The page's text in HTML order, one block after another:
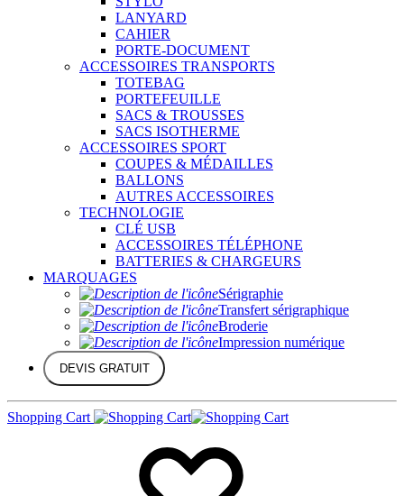
LANYARD
CAHIER
PORTE-DOCUMENT
ACCESSOIRES TRANSPORTS
TOTEBAG
PORTEFEUILLE
SACS & TROUSSES
SACS ISOTHERME
ACCESSOIRES SPORT
COUPES & MÉDAILLES
BALLONS
AUTRES ACCESSOIRES
TECHNOLOGIE
CLÉ USB
ACCESSOIRES TÉLÉPHONE
BATTERIES & CHARGEURS
MARQUAGES
Sérigraphie
Transfert sérigraphique
Broderie
Impression numérique
DEVIS GRATUIT
Shopping Cart